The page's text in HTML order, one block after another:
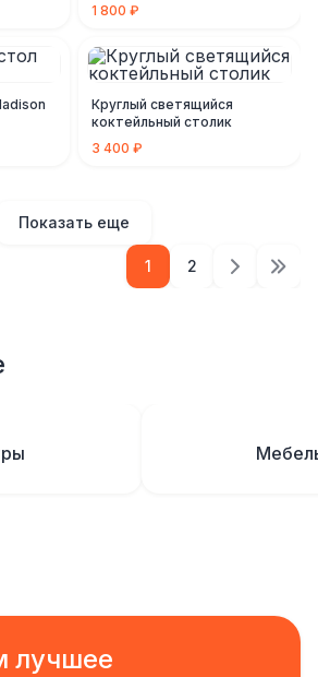
1 800 ₽
Круглый светящийся
коктейльный столик
3 400 ₽
Показать еще
1 2
лучшее